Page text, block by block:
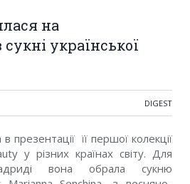
на
сукні української
DIGEST
презентації її першої колекції
у різних країнах світу. Для
вона обрала сукню